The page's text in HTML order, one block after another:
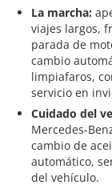
La marcha:
viajes largos,
parada de
cambio
limpiafaros,
servicio en
Cuidado del
Mercedes-
cambio de
automático,
del vehículo.